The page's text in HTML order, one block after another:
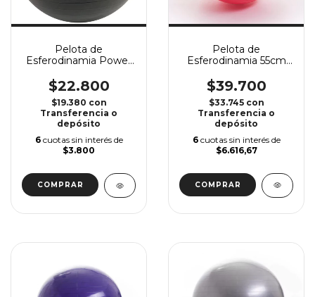
Pelota de
Esferodinamia Power
$22.800
$19.380 con
Transferencia o
depósito
6 cuotas sin interés de
$3.800
COMPRAR
Pelota de
Esferodinamia 55cm
$39.700
$33.745 con
Transferencia o
depósito
6 cuotas sin interés de
$6.616,67